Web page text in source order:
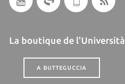
La boutique de l'Università
A BUTTEGUCCIA